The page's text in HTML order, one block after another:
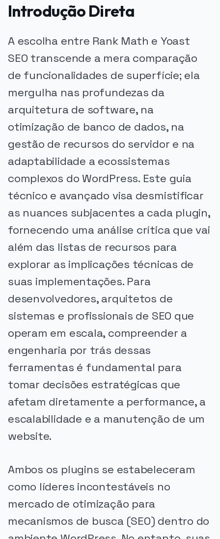
Introdução Direta
A escolha entre Rank Math e Yoast
SEO transcende a mera comparação
de funcionalidades de superfície; ela
mergulha nas profundezas da
arquitetura de software, na
otimização de banco de dados, na
gestão de recursos do servidor e na
adaptabilidade a ecossistemas
complexos do WordPress. Este guia
técnico e avançado visa desmistificar
as nuances subjacentes a cada plugin,
fornecendo uma análise crítica que vai
além das listas de recursos para
explorar as implicações técnicas de
suas implementações. Para
desenvolvedores, arquitetos de
sistemas e profissionais de SEO que
operam em escala, compreender a
engenharia por trás dessas
ferramentas é fundamental para
tomar decisões estratégicas que
afetam diretamente a performance, a
escalabilidade e a manutenção de um
website.
Ambos os plugins se estabeleceram
como líderes incontestáveis no
mercado de otimização para
mecanismos de busca (SEO) dentro do